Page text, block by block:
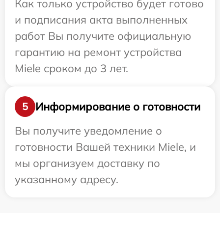
Как только устройство будет готово
и подписания акта выполненных
работ Вы получите официальную
гарантию на ремонт устройства
Miele сроком до 3 лет.
5
Информирование о готовности
Вы получите уведомление о
готовности Вашей техники Miele, и
мы организуем доставку по
указанному адресу.